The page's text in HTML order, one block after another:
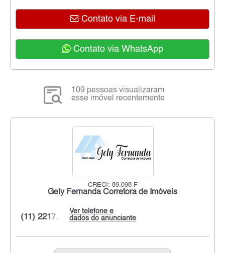
Contato via E-mail
Contato via WhatsApp
109 pessoas visualizaram
esse imóvel recentemente
CRECI: 89.098-F
Gely Fernanda Corretora de Imóveis
Ver telefone e
dados do anunciante
(11) 2217...